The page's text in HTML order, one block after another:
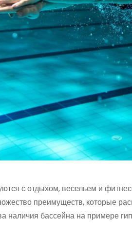
с отдыхом, весельем и
преимуществ, которые
наличия бассейна на примере